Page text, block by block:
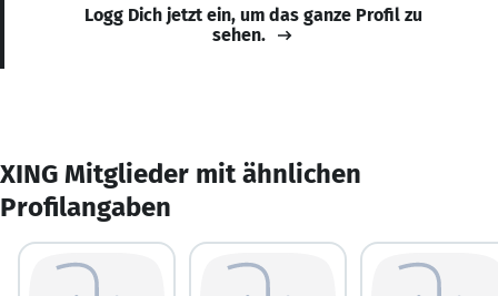
Logg Dich jetzt ein, um das ganze Profil zu
sehen.
XING Mitglieder mit ähnlichen
Profilangaben